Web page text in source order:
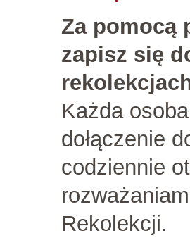
Za pomocą
zapisz się
Każda
dołączenie
codziennie
Rekolekcji.